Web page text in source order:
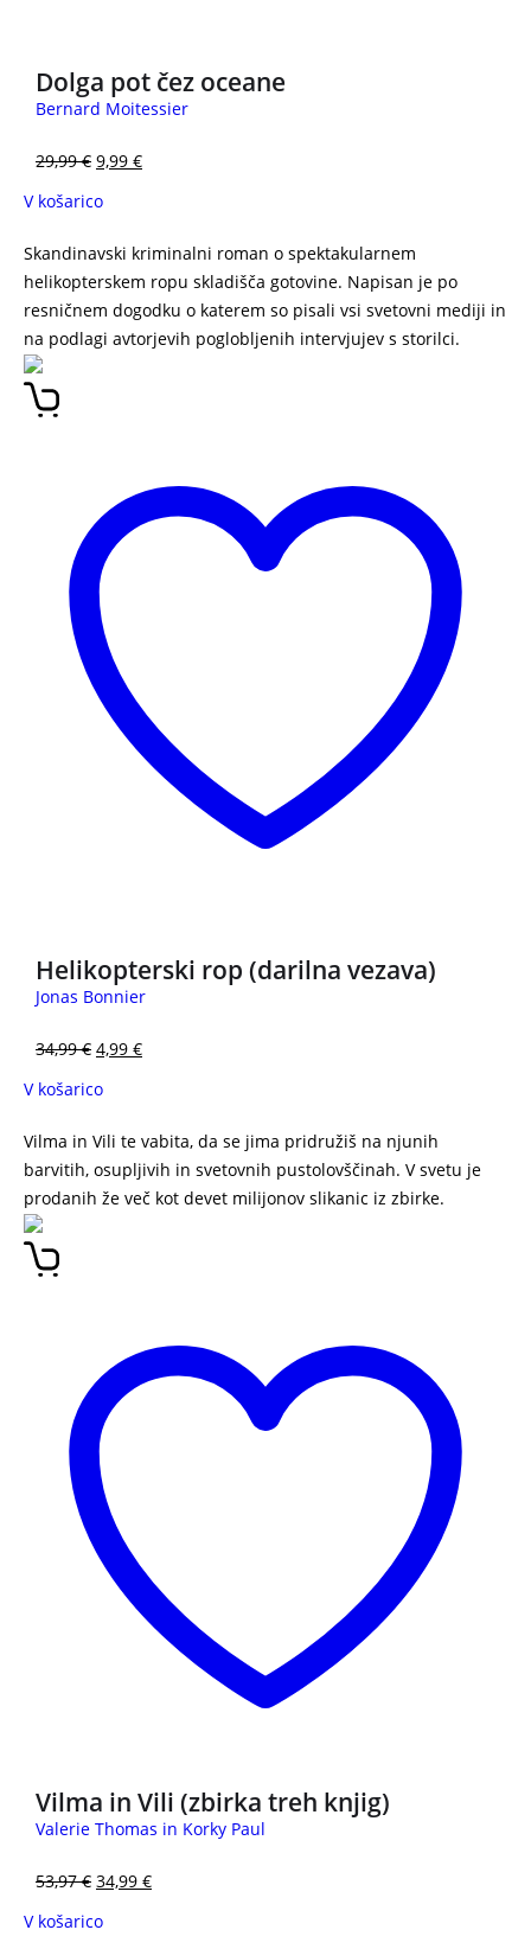
Dolga pot čez oceane
Bernard Moitessier
29,99€ 9,99 €
V košarico
Skandinavski kriminalni roman o spektakularnem
helikopterskem ropu skladišča gotovine. Napisan je po
resničnem dogodku o katerem so pisali vsi svetovni mediji in
na podlagi avtorjevih poglobljenih intervjujev s storilci.
Helikopterski rop (darilna vezava)
Jonas Bonnier
34,99€ 4,99 €
V košarico
Vilma in Vili te vabita, da se jima pridružiš na njunih
barvitih, osupljivih in svetovnih pustolovščinah. V svetu je
prodanih že več kot devet milijonov slikanic iz zbirke.
Vilma in Vili (zbirka treh knjig)
Valerie Thomas in Korky Paul
53,97€ 34,99 €
V košarico